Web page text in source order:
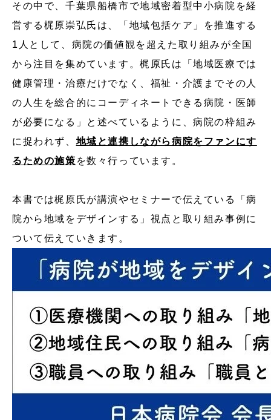
その中で、千葉県船橋市で地域密着型中小病院を経
営する梶原崇弘氏は、「地域包括ケア」を推進する
1人として、病院の価値観を超えた取り組みが全国
から注目を集めています。梶原氏は「地域医療では
健康管理・治療だけでなく、福祉・介護までその人
の人生を総合的にコーディネートできる病院・医師
が必要になる」と述べているように、病院の枠組み
に捉われず、 地域と連携しながら病院をファンにす
るための施策 を数々行っています。
本書では梶原氏が講演やセミナーで伝えている「病
院から地域をデザインする」視点と取り組み事例に
ついて伝えていきます。